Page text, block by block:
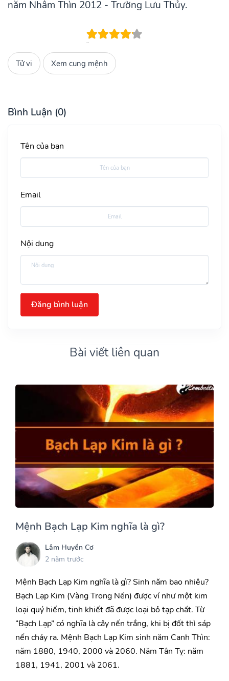
năm Nhâm Thìn 2012 - Trường Lưu Thủy.
Tử vi Xem cung mệnh
Bình Luận (0)
Tên của bạn
Email
Nội dung
Đăng bình luận
Bài viết liên quan
Mệnh Bạch Lạp Kim nghĩa là gì?
Lâm Huyền Cơ
2 năm trước
Mệnh Bạch Lạp Kim nghĩa là gì? Sinh năm bao nhiêu?
Bạch Lạp Kim (Vàng Trong Nến) được ví như một kim
loại quý hiếm, tinh khiết đã được loại bỏ tạp chất. Từ
“Bạch Lạp” có nghĩa là cây nến trắng, khi bị đốt thì sáp
nến chảy ra. Mệnh Bạch Lạp Kim sinh năm Canh Thìn:
năm 1880, 1940, 2000 và 2060. Năm Tân Tỵ: năm
1881, 1941, 2001 và 2061.